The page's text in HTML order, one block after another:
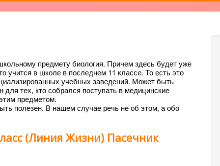
предмету биология. Причем здесь будет уже
учится в школе в последнем 11 классе. То есть это
учебных заведений. Может быть
тех, кто собрался поступать в медицинские
предметом.
полезен. В нашем случае речь не об этом, а обо
(Линия Жизни) Пасечник